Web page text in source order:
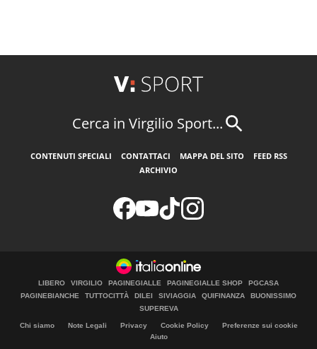
Cerca in Virgilio Sport...
CONTENUTI SPECIALI CONTATTACI MAPPA DEL SITO
FEED RSS
ARCHIVIO
LIBERO VIRGILIO PAGINEGIALLE PAGINEGIALLE SHOP
PGCASA
PAGINEBIANCHE
TUTTOCITTÀ DILEI SIVIAGGIA QUIFINANZA
BUONISSIMO
SUPEREVA
Chi siamo Note Legali Privacy Cookie Policy
Preferenze sui cookie
Aiuto